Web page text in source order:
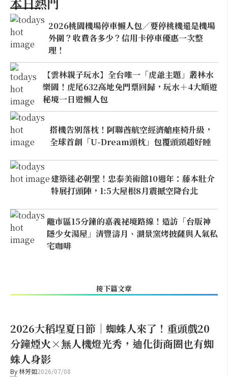
2026桃園機場停車懶人包／要停桃機還是機場
外圍？收費各多少？信用卡停車優惠一次整
理！
【雲林親子玩水】全台唯一「虎爺主題」叢林水
樂園！虎尾632高地免門票回歸，玩水＋4大順遊
秘境一日遊懶人包
搭機告別落枕！阿聯酋航空經濟艙座椅升級，
全球首創「U-Dream頭枕」包覆頭頸超好睡
建築迷必朝聖！忠泰美術館10週年：藤本壯介
特展打頭陣，1:5大屋根8月震撼空降台北
離市區15分鐘的嘉義祕境路線！造訪「台版神
隱少女湯屋」清豐濤月、湖景窯烤披薩與人氣私
宅咖啡
接下篇文章
2026大稻埕夏日節｜蜘蛛人來了！重頭戲20
分鐘煙火×無人機燈光秀，迪化街商圈也有蜘
蛛人身影
By林芳如2026/07/08